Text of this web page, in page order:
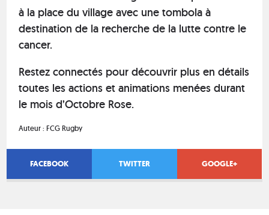
à la place du village avec une tombola à
destination de la recherche de la lutte contre le
cancer.
Restez connectés pour découvrir plus en détails
toutes les actions et animations menées durant
le mois d’Octobre Rose.
Auteur :FCG Rugby
FACEBOOK TWITTER GOOGLE+